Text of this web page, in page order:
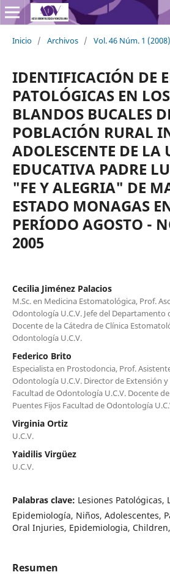
Inicio / Archivos / Vol. 46 Núm. 1 (2008)
IDENTIFICACIÓN DE
PATOLÓGICAS EN
BLANDOS BUCALES
POBLACIÓN RURAL
ADOLESCENTE DE
EDUCATIVA PADRE
"FE Y ALEGRIA" DE
ESTADO MONAGAS
PERÍODO AGOSTO -
2005
Cecilia Jiménez Palacios
M.Sc. en Medicina Estomatológica, Prof.
Odontología U.C.V. Jefe del Departamento
Docente de la Cátedra de Clínica
Odontología U.C.V.
Federico Brito
Especialista en Prostodoncia, Prof.
Odontología U.C.V. Director de Extensión y
Facultad de Odontología U.C.V. Docente
Puentes Fijos Facultad de Odontología
Virginia Ortiz
U.C.V.
Yaidilis Virgüez
U.C.V.
Palabras clave: Lesiones Patológicas,
Epidemiología, Niños, Adolescentes,
Oral Injuries, Epidemiologia,
Resumen